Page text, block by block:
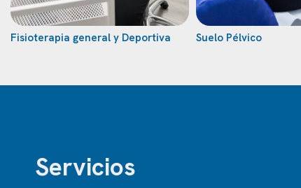
Fisioterapia general y Deportiva Suelo Pélvico
Servicios